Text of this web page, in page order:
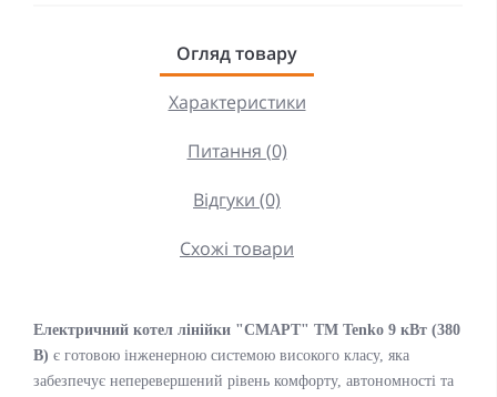
Огляд товару
Характеристики
Питання (0)
Відгуки (0)
Схожі товари
Електричний котел лінійки "СМАРТ" ТМ Tenko 9 кВт (380
В) є готовою інженерною системою високого класу, яка
забезпечує неперевершений рівень комфорту, автономності та